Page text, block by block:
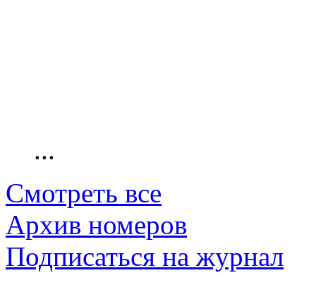
...
Смотреть все
Архив номеров
Подписаться на журнал